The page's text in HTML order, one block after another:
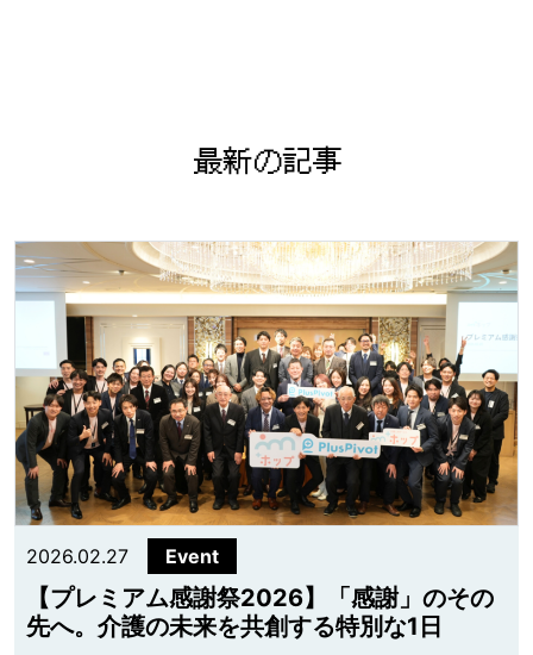
最新の記事
2026.02.27 Event
【プレミアム感謝祭2026】「感謝」のその
先へ。介護の未来を共創する特別な1日